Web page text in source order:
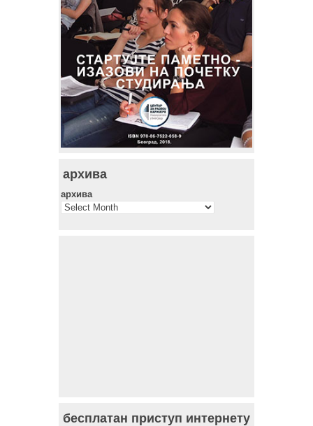
архива
архива
бесплатан приступ интернету